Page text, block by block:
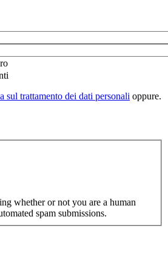
sul trattamento dei dati personali oppure.
whether or not you are a human
spam submissions.